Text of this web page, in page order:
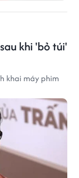
khi 'bỏ túi'
khai máy phim